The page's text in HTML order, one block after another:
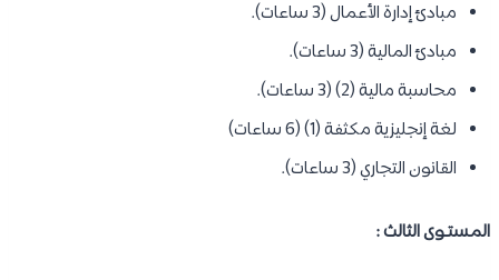
مبادئ إدارة الأعمال (3 ساعات).
مبادئ المالية (3 ساعات).
محاسبة مالية (2) (3 ساعات).
لغة إنجليزية مكثفة (1) (6 ساعات)
القانون التجاري (3 ساعات).
المستـوى الثالث :